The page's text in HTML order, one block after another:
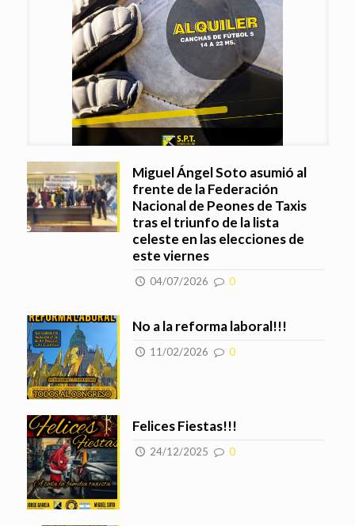
Miguel Ángel Soto asumió al
frente de la Federación
Nacional de Peones de Taxis
tras el triunfo de la lista
celeste en las elecciones de
este viernes
04/07/2026 0
No a la reforma laboral!!!
11/02/2026 0
Felices Fiestas!!!
24/12/2025 0